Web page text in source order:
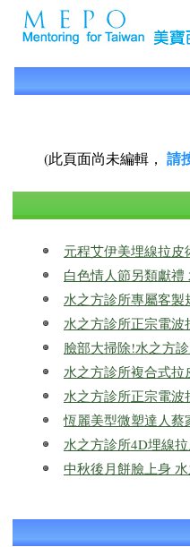
(此頁面尚未編輯， 請
元程艾伊美埋線拉
白色情人節另類獻
水之方診所專屬客
水之方診所正宗電
臉部大掃除!水之方
水之方診所複合式
水之方診所正宗電
恆麗美型微塑達人
水之方診所4D埋線
中秋後月餅臉上身